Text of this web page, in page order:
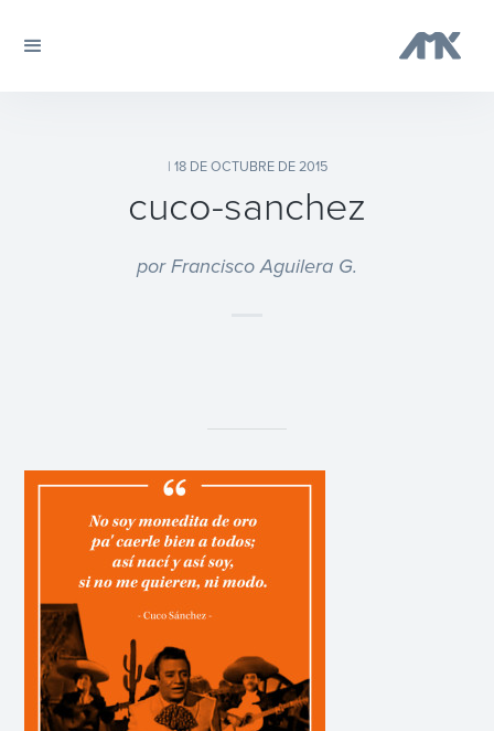
| 18 DE OCTUBRE DE 2015
cuco-sanchez
por Francisco Aguilera G.